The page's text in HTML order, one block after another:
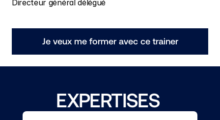
Directeur général délégué
Je veux me former avec ce trainer
EXPERTISES